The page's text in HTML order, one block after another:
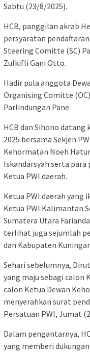
Sabtu (23/8/2025).
HCB, panggilan akrab
persyaratan
Steering Comitte (SC)
Zulkifli Gani Otto.
Hadir pula anggota
Organising Comitte
Parlindungan Pane.
HCB dan Sihono datang
2025 bersama Sekjen
Kehormatan Noeh
Iskandarsyah serta para
Ketua PWI daerah.
Ketua PWI daerah yang
Ketua PWI Kalimantan
Sumatera Utara
terlihat juga sejumlah
dan Kabupaten
Sehari sebelumnya,
yang maju sebagi calon
calon Ketua Dewan
menyerahkan surat
Persatuan PWI, Jumat
Dalam pengantarnya,
yang memberi